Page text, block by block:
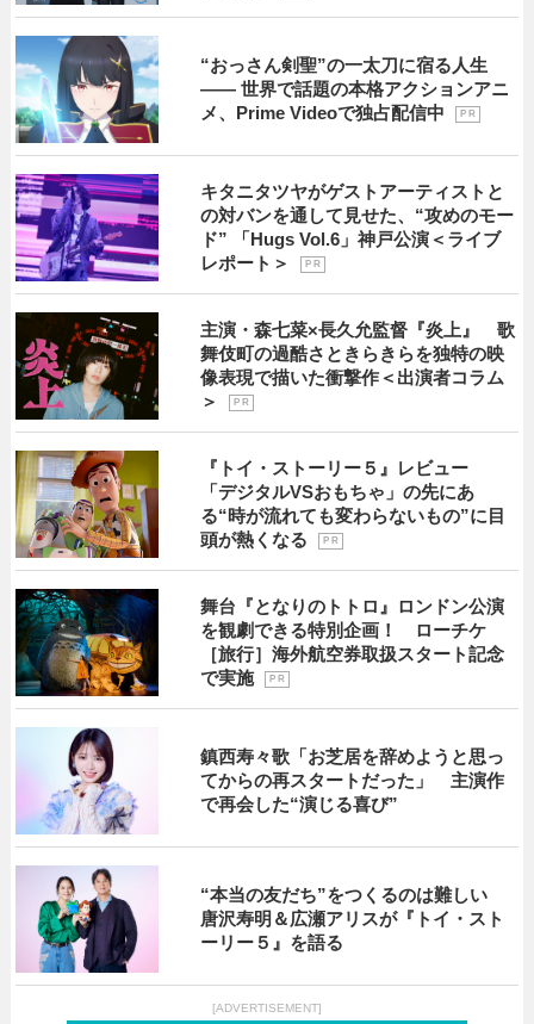
“おっさん剣聖”の一太刀に宿る人生
―― 世界で話題の本格アクションアニ
メ、Prime Videoで独占配信中
P R
キタニタツヤがゲストアーティストと
の対バンを通して見せた、“攻めのモー
ド” 「Hugs Vol.6」神戸公演＜ライブ
レポート＞
P R
主演・森七菜×長久允監督『炎上』 歌
舞伎町の過酷さときらきらを独特の映
像表現で描いた衝撃作＜出演者コラム
＞
P R
『トイ・ストーリー５』レビュー
「デジタルVSおもちゃ」の先にあ
る“時が流れても変わらないもの”に目
頭が熱くなる
P R
舞台『となりのトトロ』ロンドン公演
を観劇できる特別企画！ ローチケ
［旅行］海外航空券取扱スタート記念
で実施
P R
鎮西寿々歌「お芝居を辞めようと思っ
てからの再スタートだった」 主演作
で再会した“演じる喜び”
“本当の友だち”をつくるのは難しい
唐沢寿明＆広瀬アリスが『トイ・スト
ーリー５』を語る
[ADVERTISEMENT]